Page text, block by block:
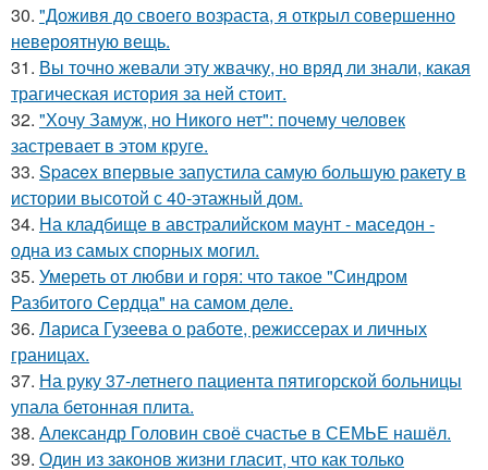
30. "Доживя до своего возpаста, я открыл совершенно
невероятную вещь.
31. Вы точно жевали эту жвачку, но вряд ли знали, какая
трагическая история за ней стоит.
32. "Хочу Замуж, но Никого нет": почему человек
застревает в этом круге.
33. Spacex впервые запустила самую большую ракету в
истории высотой с 40-этажный дом.
34. На кладбище в австpалийском маунт - маседон -
одна из самых спopных могил.
35. Умереть от любви и горя: что такое "Синдром
Разбитого Сердца" на самом деле.
36. Лариса Гузеева о работе, режиссерах и личных
границах.
37. На руку 37-летнего пациента пятигорской больницы
упала бетонная плита.
38. Александр Головин своё счастье в СЕМЬЕ нашёл.
39. Один из законов жизни гласит, что как только